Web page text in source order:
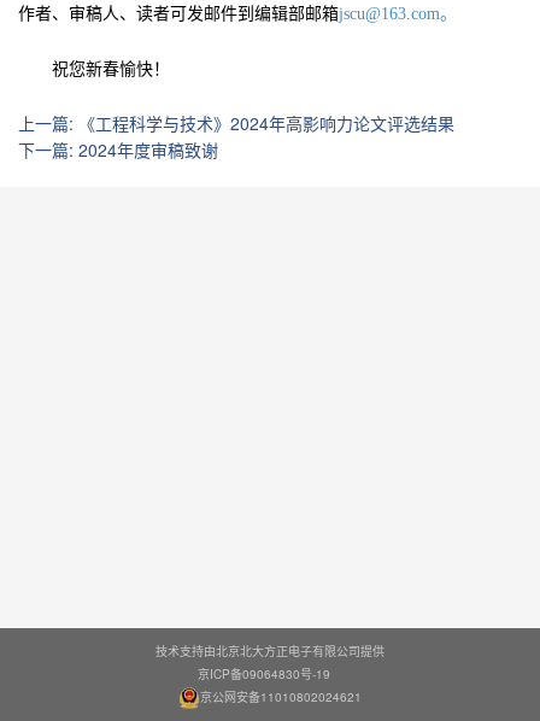
作者、审稿人、读者可发邮件到编辑部邮箱jscu@163.com。
祝您新春愉快！
上一篇: 《工程科学与技术》2024年高影响力论文评选结果
下一篇: 2024年度审稿致谢
技术支持由北京北大方正电子有限公司提供
京ICP备09064830号-19
京公网安备11010802024621